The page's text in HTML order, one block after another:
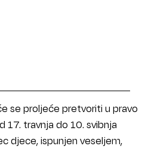
se proljeće pretvoriti u pravo
17. travnja do 10. svibnja
djece, ispunjen veseljem,